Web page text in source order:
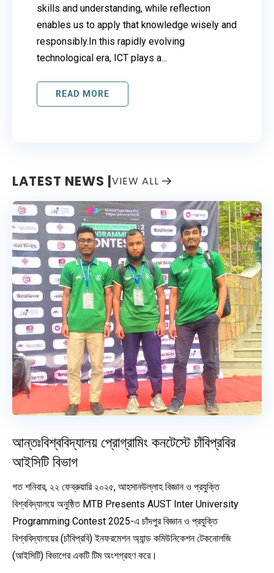
skills and understanding, while reflection
enables us to apply that knowledge wisely and
responsibly.In this rapidly evolving
technological era, ICT plays a...
READ MORE
LATEST NEWS |VIEW ALL
আন্তঃবিশ্ববিদ্যালয় প্রোগ্রামিং কনটেস্টে চাঁবিপ্রবির
আইসিটি বিভাগ
গত শনিবার, ২২ ফেব্রুয়ারি ২০২৫, আহসানউল্লাহ বিজ্ঞান ও প্রযুক্তি
বিশ্ববিদ্যালয়ে অনুষ্ঠিত MTB Presents AUST Inter University
Programming Contest 2025-এ চাঁদপুর বিজ্ঞান ও প্রযুক্তি
বিশ্ববিদ্যালয়ের (চাঁবিপ্রবি) ইনফরমেশন অ্যান্ড কমিউনিকেশন টেকনোলজি
(আইসিটি) বিভাগের একটি টিম অংশগ্রহণ করে।